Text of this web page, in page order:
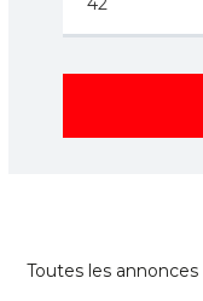
Toutes les annonces